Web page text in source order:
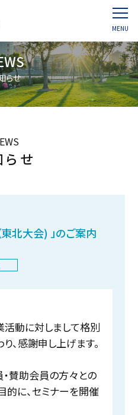
らせ
らせ
北大会) 」のご案内
動に対しまして格別
、感謝申し上げます。
・賛助会員の方々との
に、セミナーを開催